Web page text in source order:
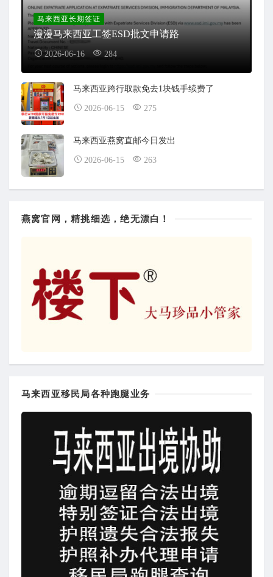
马来西亚长期签证
漫漫马来西亚工签ESD批文申请路
2026-06-16 284
马来西亚跨行取款免去1块钱手续费了
2026-06-15 275
马来西亚燕窝直邮今日发出
2026-06-15 263
燕窝官网，精挑细选，绝无漂白！
马来西亚移民局各种跑腿业务